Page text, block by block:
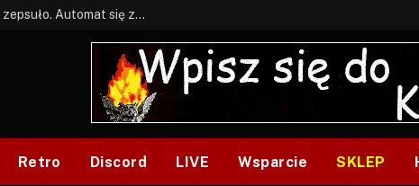
BONUS: Jak w tym kawale. A ja wiem co się zepsuło. Automat się zepsuł.
Retro Discord LIVE Wsparcie SKLEP